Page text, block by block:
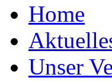
Home
Unser